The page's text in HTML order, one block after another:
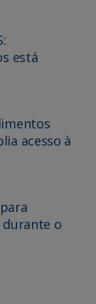
está
acesso à
durante o